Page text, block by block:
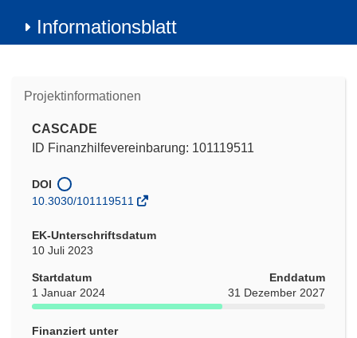
Informationsblatt
Projektinformationen
CASCADE
ID Finanzhilfevereinbarung: 101119511
DOI
10.3030/101119511
EK-Unterschriftsdatum
10 Juli 2023
Startdatum
1 Januar 2024
Enddatum
31 Dezember 2027
Finanziert unter